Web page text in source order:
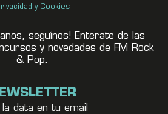
y Cookies
seguínos! Enterate de las
y novedades de FM Rock
& Pop.
la data en tu email